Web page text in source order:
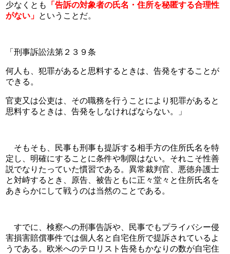
少なくとも
「告訴の対象者の氏名・住所を秘匿する合理性
がない」 ということだ。
「刑事訴訟法第２３９条
何人も、犯罪があると思料するときは、告発をすることが
できる。
官吏又は公吏は、その職務を行うことにより犯罪があると
思料するときは、告発をしなければならない。」
そもそも、民事も刑事も提訴する相手方の住所氏名を特
定し、明確にすることに条件や制限はない。それこそ性善
説でなりたっていた慣習である。異常裁判官、悪徳弁護士
と対峙するとき、原告、被告ともに正々堂々と住所氏名を
すでに、検察への刑事告訴や、民事でもプライバシー侵
害損害賠償事件では個人名と自宅住所で提訴されているよ
うである。欧米へのテロリスト告発もかなりの数が自宅住